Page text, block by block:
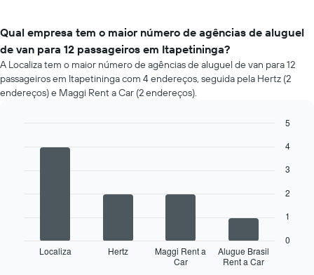
Qual empresa tem o maior número de agências de aluguel
de van para 12 passageiros em Itapetininga?
A Localiza tem o maior número de agências de aluguel de van para 12
passageiros em Itapetininga com 4 endereços, seguida pela Hertz (2
endereços) e Maggi Rent a Car (2 endereços).
seguir
graphic.
Localiza Hertz
Maggi Rent a
Car
Alugue Brasil
Rent a Car
0
1
2
3
4
5